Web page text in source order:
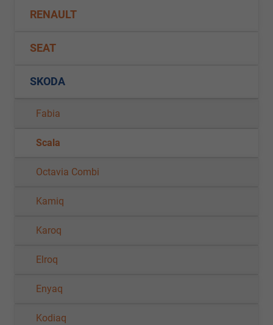
RENAULT
SEAT
SKODA
Fabia
Scala
Octavia Combi
Kamiq
Karoq
Elroq
Enyaq
Kodiaq